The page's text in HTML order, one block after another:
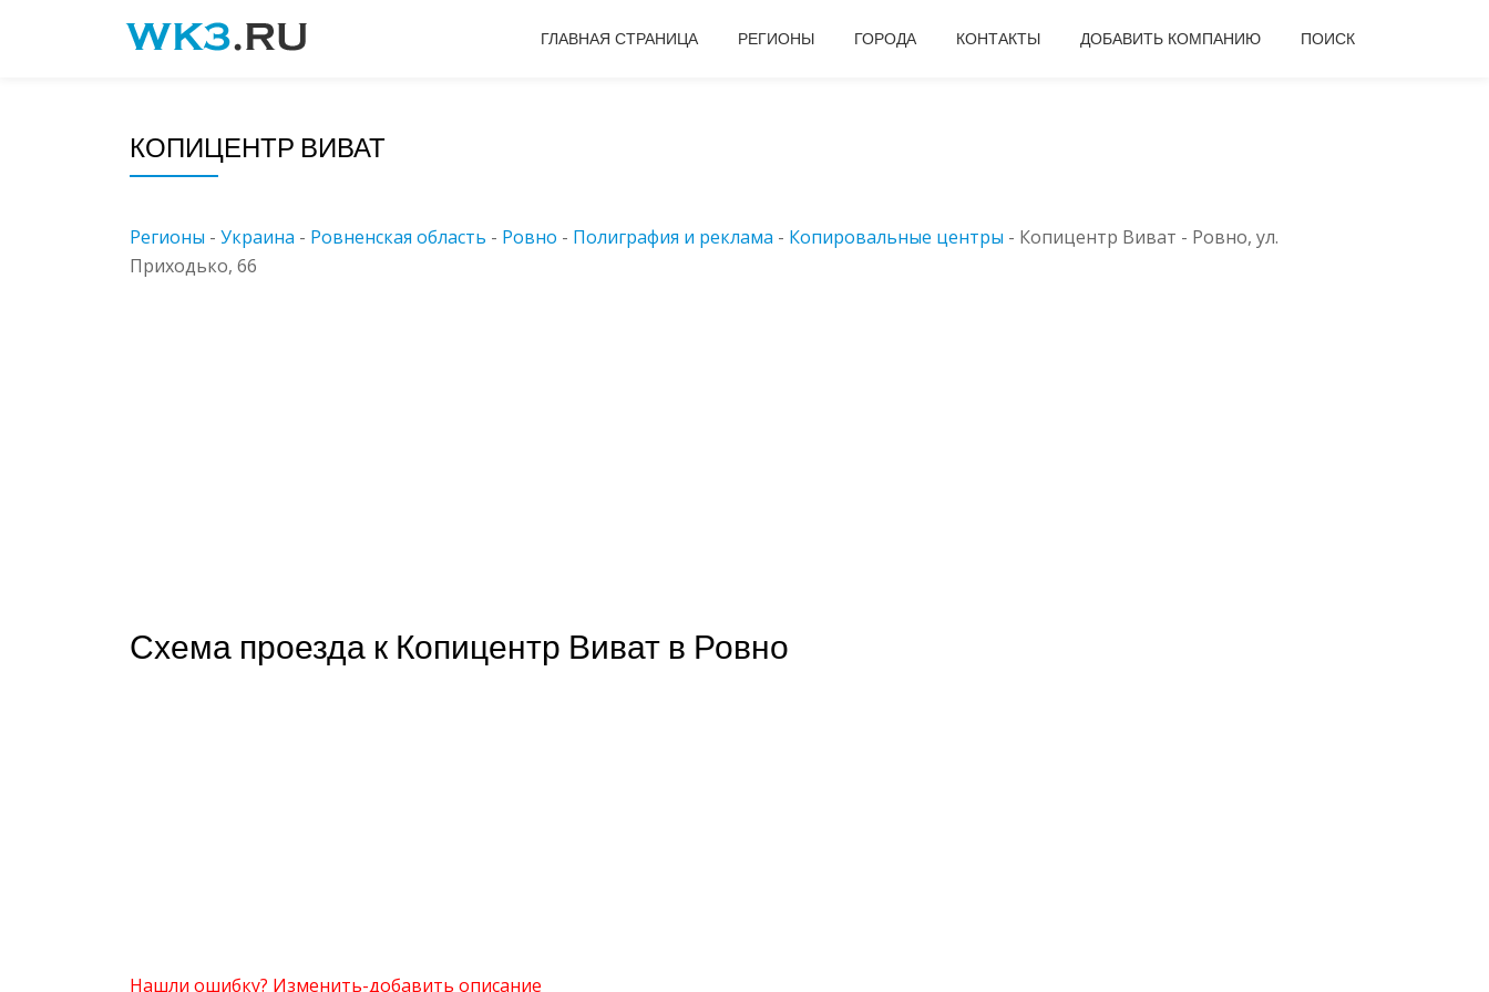
ГЛАВНАЯ СТРАНИЦА РЕГИОНЫ ГОРОДА КОНТАКТЫ ДОБАВИТЬ КОМПАНИЮ ПОИСК
КОПИЦЕНТР ВИВАТ
Регионы - Украина - Ровненская область - Ровно - Полиграфия и реклама - Копировальные центры - Копицентр Виват - Ровно, ул.
Приходько, 66
Схема проезда к Копицентр Виват в Ровно
Нашли ошибку? Изменить-добавить описание